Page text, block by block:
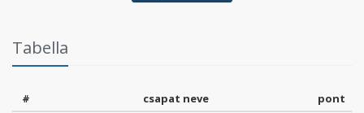
Tabella
# csapat neve
pont